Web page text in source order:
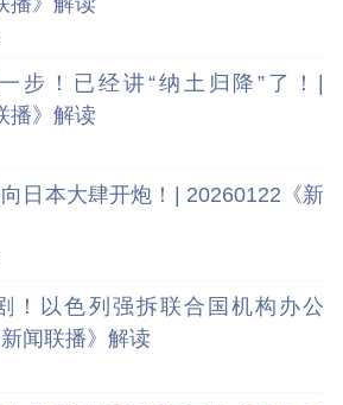
步！已经讲“纳土归降”了！|
播》解读
日本大肆开炮！| 20260122《新
！以色列强拆联合国机构办公
闻联播》解读